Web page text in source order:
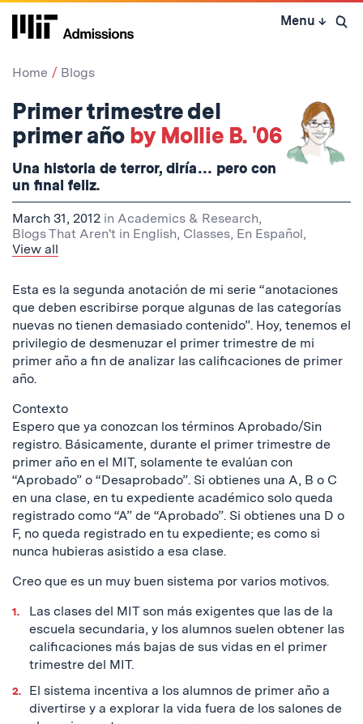
Skip
Menu ↓ Open
Home Blogs
Primer trimestre del
primer año by Mollie B. '06
Una historia de terror, diría… pero con
un final feliz.
March 31, 2012 in Academics & Research,
Blogs That Aren't in English, Classes, En Español,
View all
Esta es la segunda anotación de mi serie “anotaciones
que deben escribirse porque algunas de las categorías
nuevas no tienen demasiado contenido”. Hoy, tenemos el
privilegio de desmenuzar el primer trimestre de mi
primer año a fin de analizar las calificaciones de primer
año.
Contexto
Espero que ya conozcan los términos Aprobado/Sin
registro. Básicamente, durante el primer trimestre de
primer año en el MIT, solamente te evalúan con
“Aprobado” o “Desaprobado”. Si obtienes una A, B o C
en una clase, en tu expediente académico solo queda
registrado como “A” de “Aprobado”. Si obtienes una D o
F, no queda registrado en tu expediente; es como si
nunca hubieras asistido a esa clase.
Creo que es un muy buen sistema por varios motivos.
Las clases del MIT son más exigentes que las de la
escuela secundaria, y los alumnos suelen obtener las
calificaciones más bajas de sus vidas en el primer
trimestre del MIT.
El sistema incentiva a los alumnos de primer año a
divertirse y a explorar la vida fuera de los salones de